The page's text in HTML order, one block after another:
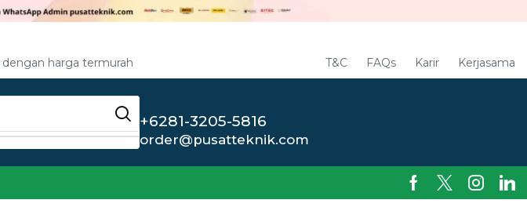
dengan harga termurah T&C FAQs Karir Kerjasama
+6281-3205-5816
order@pusatteknik.com